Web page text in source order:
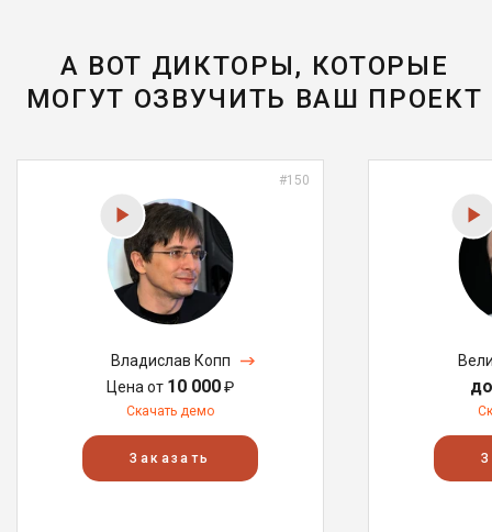
А ВОТ ДИКТОРЫ, КОТОРЫЕ
МОГУТ ОЗВУЧИТЬ ВАШ ПРОЕКТ
#150
Владислав Копп
Цена от 10 000₽
Скачать демо
Заказать